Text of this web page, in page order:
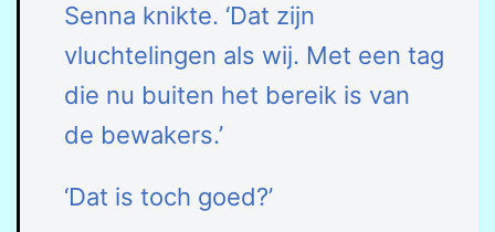
Senna knikte. ‘Dat zijn
vluchtelingen als wij. Met een tag
die nu buiten het bereik is van
de bewakers.’
‘Dat is toch goed?’